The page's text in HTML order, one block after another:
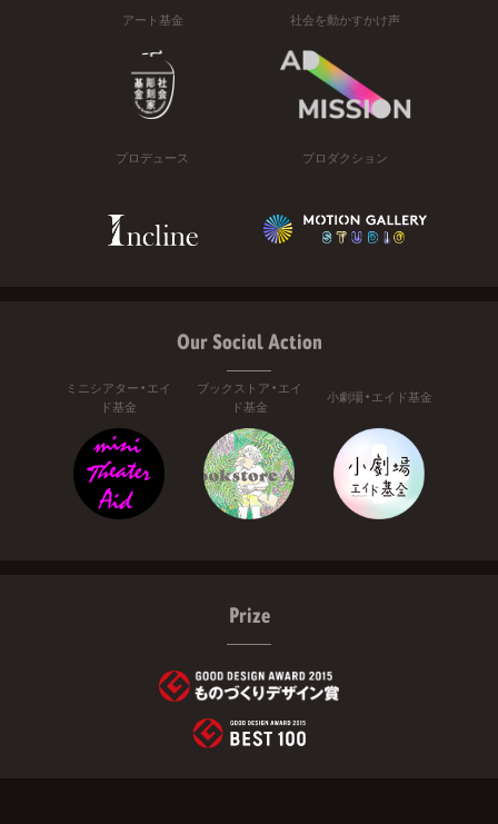
アート基金 社会を動かすかけ声
プロデュース プロダクション
Our Social Action
ミニシアター・エイ
ド基金
ブックストア・エイ
ド基金
小劇場・エイド基金
Prize